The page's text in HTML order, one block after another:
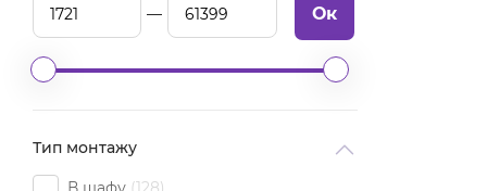
Ок
Тип монтажу